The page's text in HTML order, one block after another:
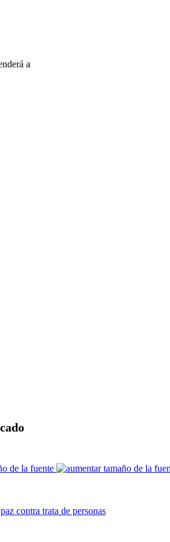
a
de la fuente